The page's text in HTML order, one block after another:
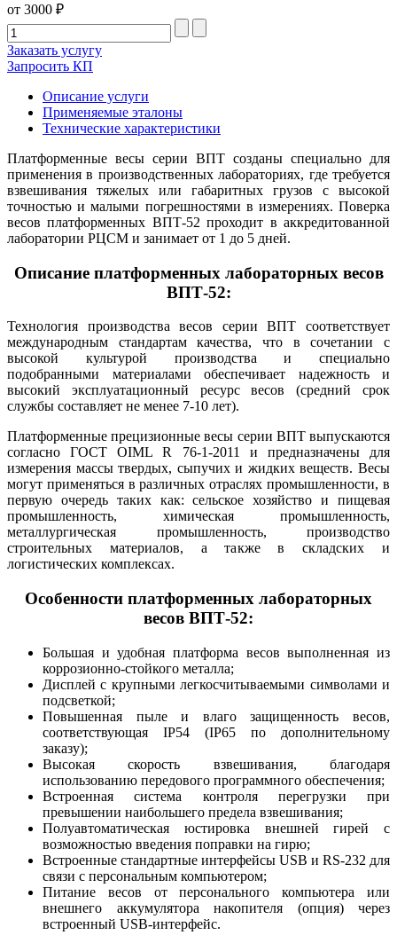
от 3000 ₽
Заказать услугу
Запросить КП
Описание услуги
Применяемые эталоны
Технические характеристики
Платформенные весы серии ВПТ созданы специально для
применения в производственных лабораториях, где требуется
взвешивания тяжелых или габаритных грузов с высокой
точностью и малыми погрешностями в измерениях. Поверка
весов платформенных ВПТ-52 проходит в аккредитованной
лаборатории РЦСМ и занимает от 1 до 5 дней.
Описание платформенных лабораторных весов
ВПТ-52:
Технология производства весов серии ВПТ соответствует
международным стандартам качества, что в сочетании с
высокой культурой производства и специально
подобранными материалами обеспечивает надежность и
высокий эксплуатационный ресурс весов (средний срок
службы составляет не менее 7-10 лет).
Платформенные прецизионные весы серии ВПТ выпускаются
согласно ГОСТ OIML R 76-1-2011 и предназначены для
измерения массы твердых, сыпучих и жидких веществ. Весы
могут применяться в различных отраслях промышленности, в
первую очередь таких как: сельское хозяйство и пищевая
промышленность, химическая промышленность,
металлургическая промышленность, производство
строительных материалов, а также в складских и
логистических комплексах.
Особенности платформенных лабораторных
весов ВПТ-52:
Большая и удобная платформа весов выполненная из
коррозионно-стойкого металла;
Дисплей с крупными легкосчитываемыми символами и
подсветкой;
Повышенная пыле и влаго защищенность весов,
соответствующая IP54 (IP65 по дополнительному
заказу);
Высокая скорость взвешивания, благодаря
использованию передового программного обеспечения;
Встроенная система контроля перегрузки при
превышении наибольшего предела взвешивания;
Полуавтоматическая юстировка внешней гирей с
возможностью введения поправки на гирю;
Встроенные стандартные интерфейсы USB и RS-232 для
связи с персональным компьютером;
Питание весов от персонального компьютера или
внешнего аккумулятора накопителя (опция) через
встроенный USB-интерфейс.